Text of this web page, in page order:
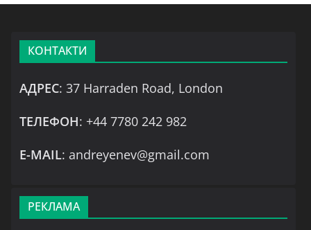
КОНТАКТИ
АДРЕС: 37 Harraden Road, London
ТЕЛЕФОН: +44 7780 242 982
Е-MAIL: andreyenev@gmail.com
РЕКЛАМА